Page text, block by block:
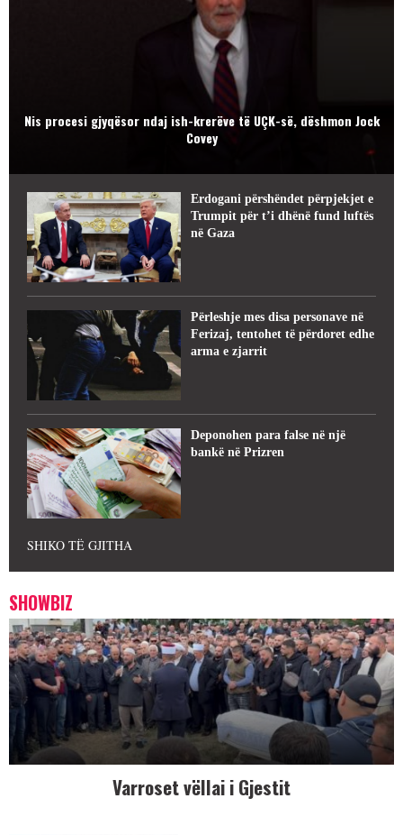
Nis procesi gjyqësor ndaj ish-krerëve të UÇK-së, dëshmon Jock
Covey
Erdogani përshëndet përpjekjet e
Trumpit për t’i dhënë fund luftës
në Gaza
Përleshje mes disa personave në
Ferizaj, tentohet të përdoret edhe
arma e zjarrit
Deponohen para false në një
bankë në Prizren
SHIKO TË GJITHA
SHOWBIZ
Varroset vëllai i Gjestit